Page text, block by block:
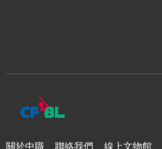
關於中職 聯絡我們 線上文物館